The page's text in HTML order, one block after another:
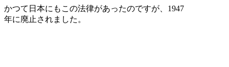
かつて日本にもこの法律があったのですが、1947
年に廃止されました。